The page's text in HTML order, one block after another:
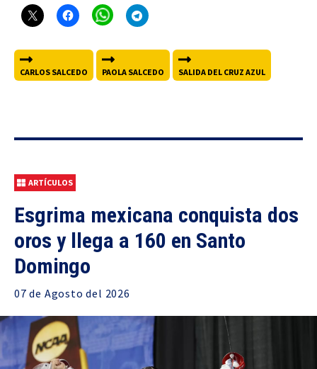
CARLOS SALCEDO PAOLA SALCEDO SALIDA DEL CRUZ AZUL
ARTÍCULOS
Esgrima mexicana conquista dos
oros y llega a 160 en Santo
Domingo
07 de Agosto del 2026